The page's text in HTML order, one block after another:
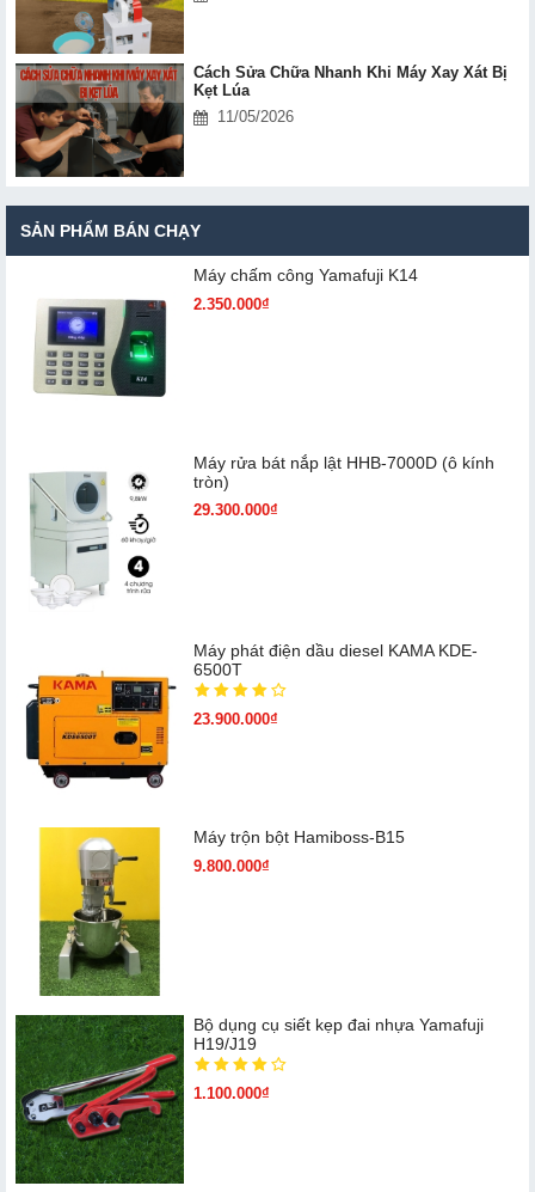
Cách Sửa Chữa Nhanh Khi Máy Xay Xát Bị
Kẹt Lúa
11/05/2026
SẢN PHẨM BÁN CHẠY
Máy chấm cô​ng Yamafuji K14
2.350.000₫
Máy rửa bát nắp lật HHB-7000D (ô kính
tròn)
29.300.000₫
Máy phát điện dầu diesel KAMA KDE-
6500T
23.900.000₫
Máy trộn bột Hamiboss-B15
9.800.000₫
Bộ dụng cụ siết kẹp đai nhựa Yamafuji
H19/J19
1.100.000₫